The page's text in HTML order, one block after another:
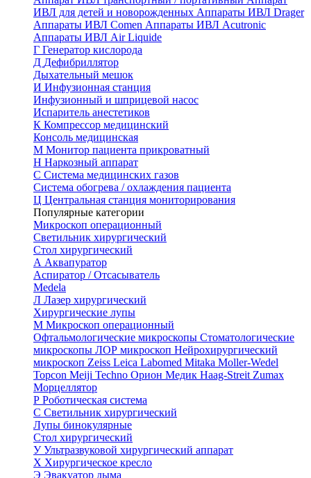
ИВЛ для детей и новорожденных Аппараты ИВЛ Drager
Аппараты ИВЛ Comen Аппараты ИВЛ Acutronic
Аппараты ИВЛ Air Liquide
Г Генератор кислорода
Д Дефибриллятор
Дыхательный мешок
И Инфузионная станция
Инфузионный и шприцевой насос
Испаритель анестетиков
К Компрессор медицинский
Консоль медицинская
М Монитор пациента прикроватный
Н Наркозный аппарат
С Система медицинских газов
Система обогрева / охлаждения пациента
Ц Центральная станция мониторирования
Популярные категории
Микроскоп операционный
Светильник хирургический
Стол хирургический
А Аквапуратор
Аспиратор / Отсасыватель
Medela
Л Лазер хирургический
Хирургические лупы
М Микроскоп операционный
Офтальмологические микроскопы Стоматологические
микроскопы ЛОР микроскоп Нейрохирургический
микроскоп Zeiss Leica Labomed Mitaka Moller-Wedel
Topcon Meiji Techno Орион Медик Haag-Streit Zumax
Морцеллятор
Р Роботическая система
С Светильник хирургический
Лупы бинокулярные
Стол хирургический
УУльтразвуковой хирургический аппарат
Х Хирургическое кресло
Э Эвакуатор дыма